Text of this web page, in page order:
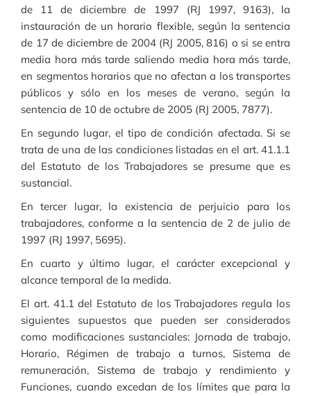
de 11 de diciembre de 1997 (RJ 1997, 9163), la
instauración de un horario flexible, según la sentencia
de 17 de diciembre de 2004 (RJ 2005, 816) o si se entra
media hora más tarde saliendo media hora más tarde,
en segmentos horarios que no afectan a los transportes
públicos y sólo en los meses de verano, según la
sentencia de 10 de octubre de 2005 (RJ 2005, 7877).
En segundo lugar, el tipo de condición afectada. Si se
trata de una de las condiciones listadas en el art. 41.1.1
del Estatuto de los Trabajadores se presume que es
sustancial.
En tercer lugar, la existencia de perjuicio para los
trabajadores, conforme a la sentencia de 2 de julio de
1997 (RJ 1997, 5695).
En cuarto y último lugar, el carácter excepcional y
alcance temporal de la medida.
El art. 41.1 del Estatuto de los Trabajadores regula los
siguientes supuestos que pueden ser considerados
como modificaciones sustanciales: Jornada de trabajo,
Horario, Régimen de trabajo a turnos, Sistema de
remuneración, Sistema de trabajo y rendimiento y
Funciones, cuando excedan de los límites que para la